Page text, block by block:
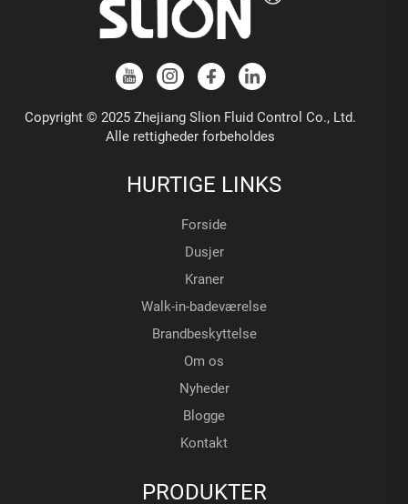
Copyright © 2025 Zhejiang Slion Fluid Control Co., Ltd.
Alle rettigheder forbeholdes
HURTIGE LINKS
Forside
Dusjer
Kraner
Walk-in-badeværelse
Brandbeskyttelse
Om os
Nyheder
Blogge
Kontakt
PRODUKTER